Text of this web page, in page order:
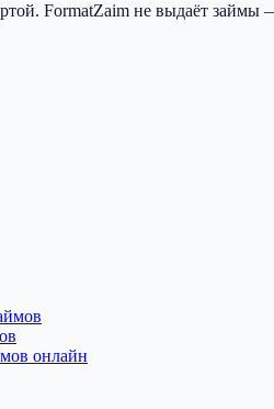
FormatZaim не выдаёт
онлайн